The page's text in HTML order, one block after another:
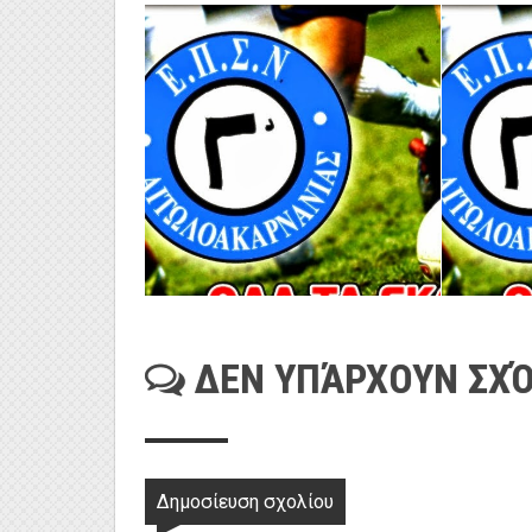
ΔΕΝ ΥΠΆΡΧΟΥΝ
Δημοσίευση σχολίου